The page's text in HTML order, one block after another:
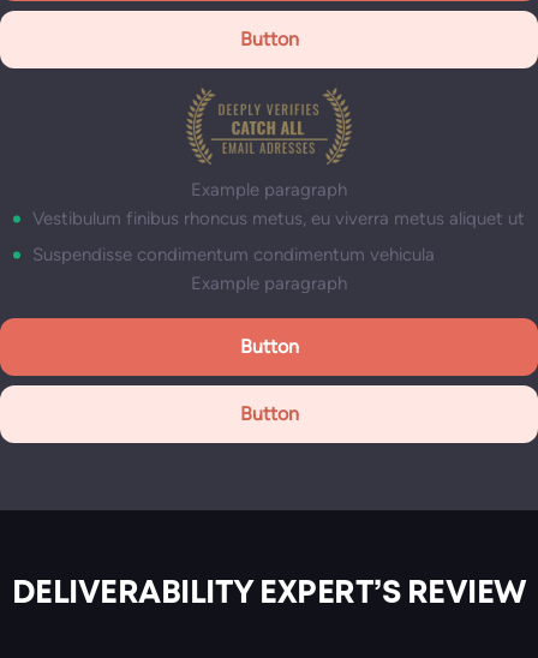
Button
Example paragraph
Vestibulum finibus rhoncus metus, eu viverra metus aliquet ut
Suspendisse condimentum condimentum vehicula
Example paragraph
Button
Button
DELIVERABILITY EXPERT’S REVIEW